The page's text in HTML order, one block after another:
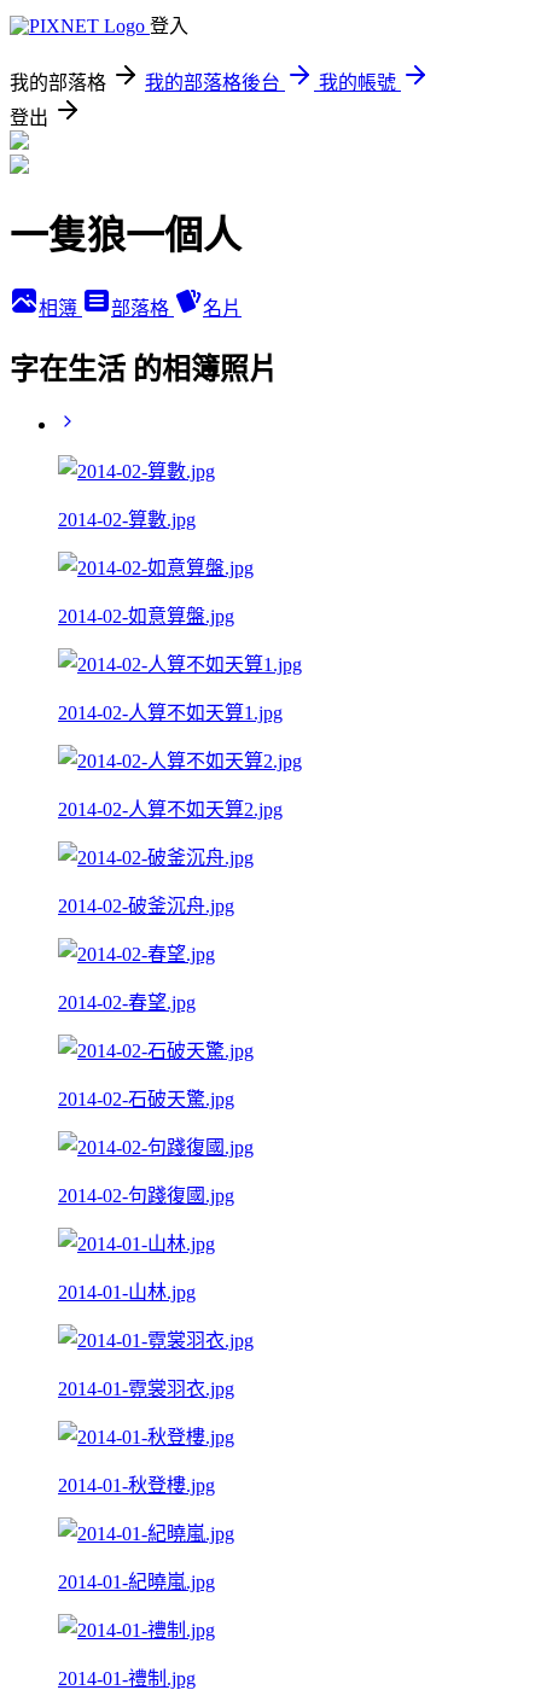
登入
我的部落格 我的部落格後台
我的帳號
登出
一隻狼一個人
相簿 部落格 名片
字在生活 的相簿照片
2014-02-算數.jpg
2014-02-如意算盤.jpg
2014-02-人算不如天算1.jpg
2014-02-人算不如天算2.jpg
2014-02-破釜沉舟.jpg
2014-02-春望.jpg
2014-02-石破天驚.jpg
2014-02-句踐復國.jpg
2014-01-山林.jpg
2014-01-霓裳羽衣.jpg
2014-01-秋登樓.jpg
2014-01-紀曉嵐.jpg
2014-01-禮制.jpg